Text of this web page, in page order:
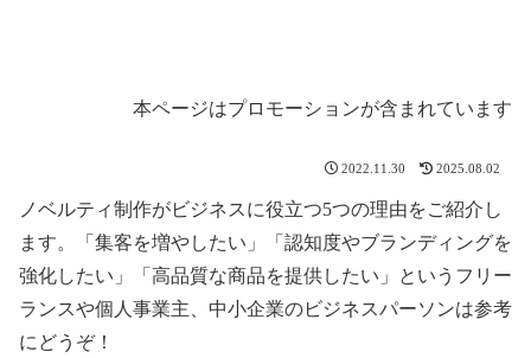
本ページはプロモーションが含まれています
2022.11.30 2025.08.02
ノベルティ制作がビジネスに役立つ5つの理由をご紹介し
ます。「集客を増やしたい」「認知度やブランディングを
強化したい」「高品質な商品を提供したい」というフリー
ランスや個人事業主、中小企業のビジネスパーソンは参考
にどうぞ！